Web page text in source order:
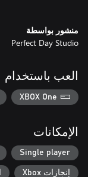
منشور بواسطة
Perfect Day Studio
العب باستخدام
XBOX One
الإمكانات
Single player
إنجازات Xbox